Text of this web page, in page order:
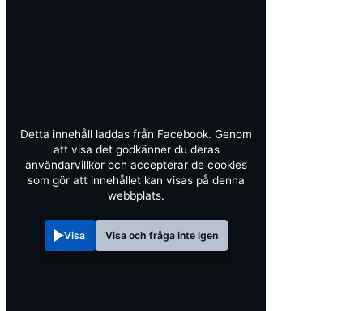
Detta innehåll laddas från Facebook. Genom
att visa det godkänner du deras
användarvillkor och accepterar de cookies
som gör att innehållet kan visas på denna
webbplats.
Visa Visa och fråga inte igen